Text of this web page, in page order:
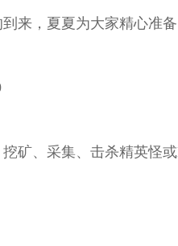
来，夏夏为大家精心准备
矿、采集、击杀精英怪